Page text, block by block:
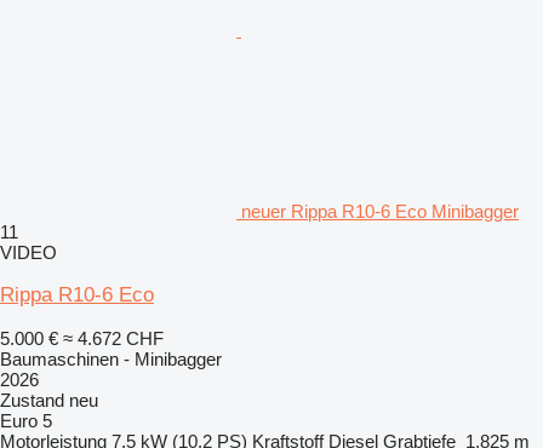
neuer Rippa R10-6 Eco Minibagger
11
VIDEO
Rippa R10-6 Eco
5.000 € ≈ 4.672 CHF
Baumaschinen - Minibagger
2026
Zustand neu
Euro 5
Motorleistung 7.5 kW (10.2 PS) Kraftstoff Diesel Grabtiefe 1,825 m